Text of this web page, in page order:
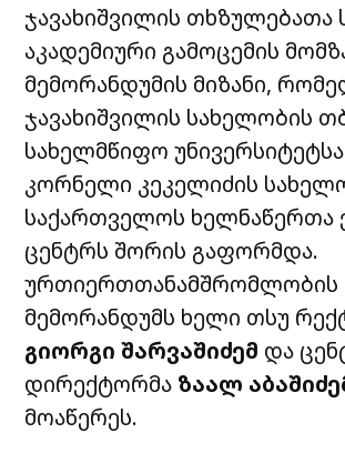
ჯავახიშვილის
აკადემიური გამოცემის
მემორანდუმის მიზანი,
ჯავახიშვილის სახელობის
სახელმწიფო
კორნელი კეკელიძის
საქართველოს ხელნაწერთა
ცენტრს შორის გაფორმდა.
ურთიერთთანამშრომლობის
მემორანდუმს ხელი თსუ
გიორგი შარვაშიძემ და
დირექტორმა ზაალ
მოაწერეს.